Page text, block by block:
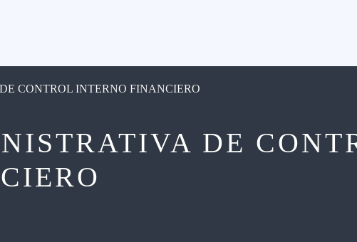
CONTROL INTERNO FINANCIERO
DE